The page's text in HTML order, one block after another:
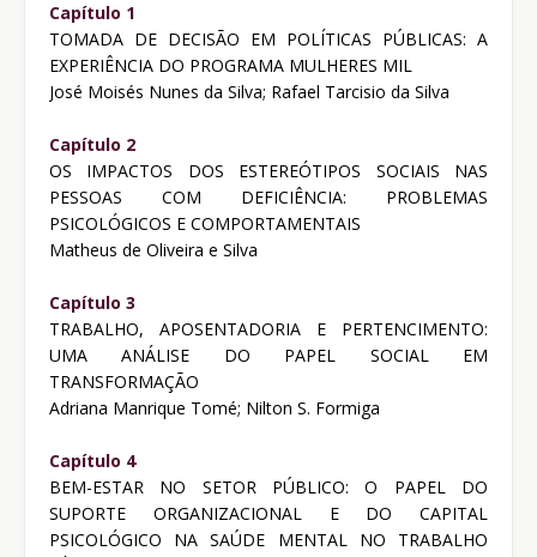
Capítulo 1
TOMADA DE DECISÃO EM POLÍTICAS PÚBLICAS: A
EXPERIÊNCIA DO PROGRAMA MULHERES MIL
José Moisés Nunes da Silva; Rafael Tarcisio da Silva
Capítulo 2
OS IMPACTOS DOS ESTEREÓTIPOS SOCIAIS NAS
PESSOAS COM DEFICIÊNCIA: PROBLEMAS
PSICOLÓGICOS E COMPORTAMENTAIS
Matheus de Oliveira e Silva
Capítulo 3
TRABALHO, APOSENTADORIA E PERTENCIMENTO:
UMA ANÁLISE DO PAPEL SOCIAL EM
TRANSFORMAÇÃO
Adriana Manrique Tomé; Nilton S. Formiga
Capítulo 4
BEM-ESTAR NO SETOR PÚBLICO: O PAPEL DO
SUPORTE ORGANIZACIONAL E DO CAPITAL
PSICOLÓGICO NA SAÚDE MENTAL NO TRABALHO